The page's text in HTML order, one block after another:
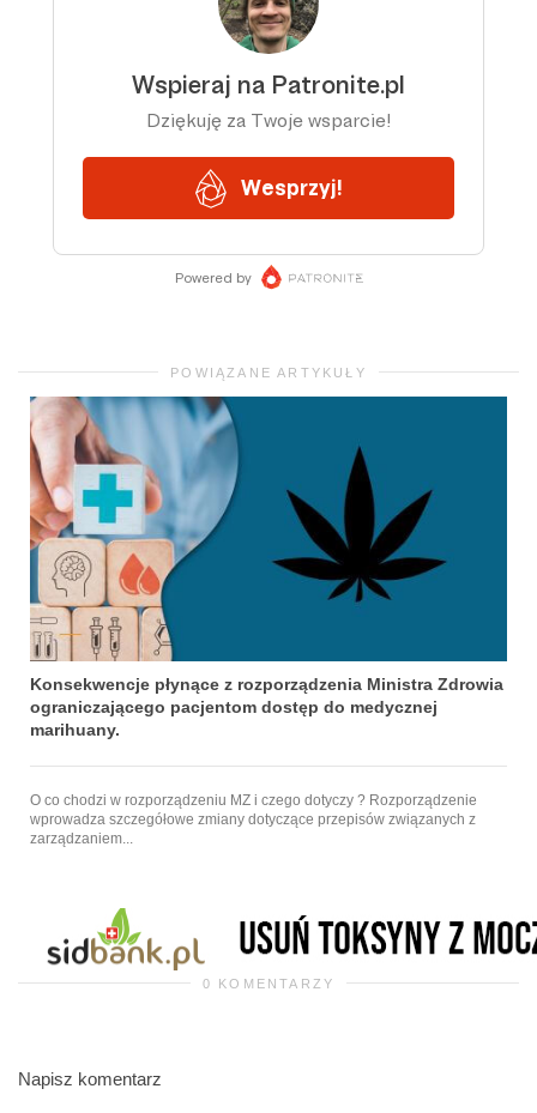
POWIĄZANE ARTYKUŁY
Konsekwencje płynące z rozporządzenia Ministra Zdrowia
ograniczającego pacjentom dostęp do medycznej
marihuany.
O co chodzi w rozporządzeniu MZ i czego dotyczy ? Rozporządzenie
wprowadza szczegółowe zmiany dotyczące przepisów związanych z
zarządzaniem...
0 KOMENTARZY
Napisz komentarz